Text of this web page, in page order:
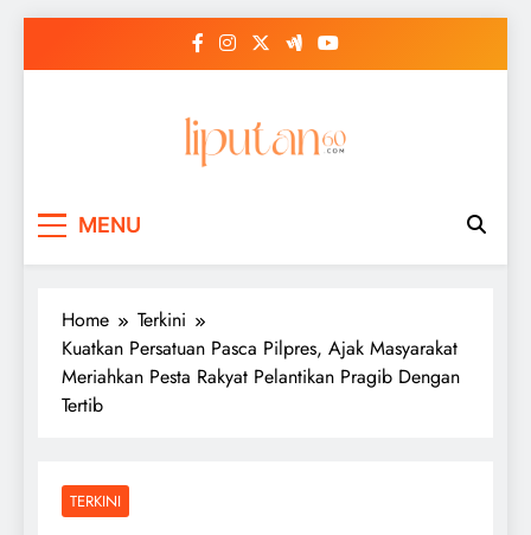
MENU
Home
Terkini
Kuatkan Persatuan Pasca Pilpres, Ajak Masyarakat
Meriahkan Pesta Rakyat Pelantikan Pragib Dengan
Tertib
TERKINI